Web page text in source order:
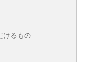
けるもの